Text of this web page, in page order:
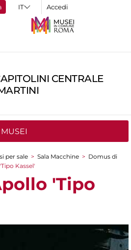
Accedi
CENTRALE
per sale > Sala Macchine > Domus di
Kassel'
'Tipo